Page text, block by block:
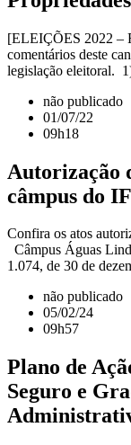
[ELEIÇÕES 2022 –
comentários deste
legislação eleitoral.
não publicado
01/07/22
09h18
Autorização
câmpus do
Confira os atos
Câmpus Águas
1.074, de 30 de
não publicado
05/02/24
09h57
Plano de
Seguro e